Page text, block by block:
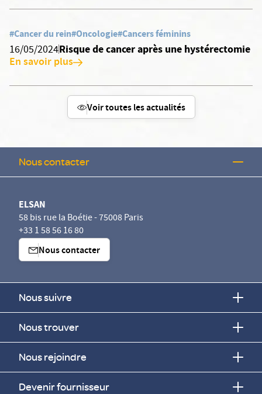
#Cancer du rein#Oncologie#Cancers féminins
16/05/2024Risque de cancer après une hystérectomie
En savoir plus
Voir toutes les actualités
Nous contacter
ELSAN
58 bis rue la Boétie - 75008 Paris
+33 1 58 56 16 80
Nous contacter
Nous suivre
Nous trouver
Nous rejoindre
Devenir fournisseur